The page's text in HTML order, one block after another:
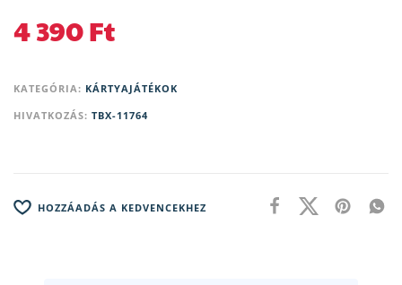
4 390Ft
KATEGÓRIA: KÁRTYAJÁTÉKOK
HIVATKOZÁS: TBX-11764
HOZZÁADÁS A KEDVENCEKHEZ